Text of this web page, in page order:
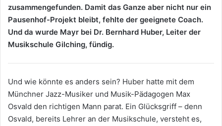
zusammengefunden. Damit das Ganze aber nicht nur ein
Pausenhof-Projekt bleibt, fehlte der geeignete Coach.
Und da wurde Mayr bei Dr. Bernhard Huber, Leiter der
Musikschule Gilching, fündig.
Und wie könnte es anders sein? Huber hatte mit dem
Münchner Jazz-Musiker und Musik-Pädagogen Max
Osvald den richtigen Mann parat. Ein Glücksgriff – denn
Osvald, bereits Lehrer an der Musikschule, versteht es,